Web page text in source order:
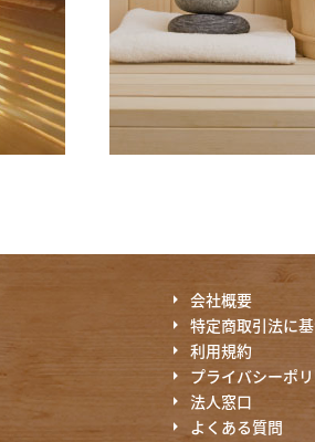
会社概要
特定商取引法に
利用規約
プライバシーポ
法人窓口
よくある質問